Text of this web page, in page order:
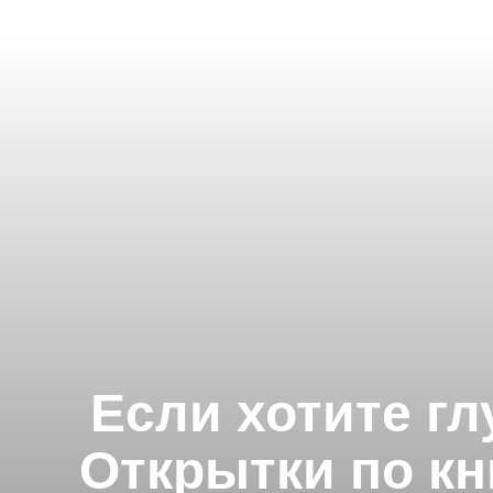
Если хотите
Открытки по